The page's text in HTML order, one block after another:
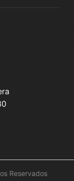
Reservados